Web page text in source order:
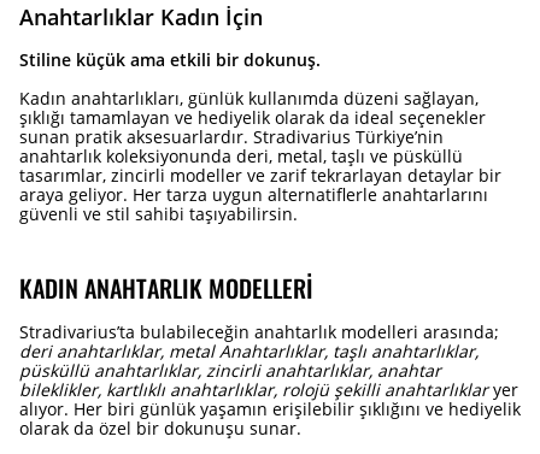
Anahtarlıklar Kadın İçin
Stiline küçük ama etkili bir dokunuş.
Kadın anahtarlıkları, günlük kullanımda düzeni sağlayan,
şıklığı tamamlayan ve hediyelik olarak da ideal seçenekler
sunan pratik aksesuarlardır. Stradivarius Türkiye’nin
anahtarlık koleksiyonunda deri, metal, taşlı ve püsküllü
tasarımlar, zincirli modeller ve zarif tekrarlayan detaylar bir
araya geliyor. Her tarza uygun alternatiflerle anahtarlarını
güvenli ve stil sahibi taşıyabilirsin.
KADIN ANAHTARLIK MODELLERI
Stradivarius’ta bulabileceğin anahtarlık modelleri arasında;
deri anahtarlıklar, metal Anahtarlıklar, taşlı anahtarlıklar,
püsküllü anahtarlıklar, zincirli anahtarlıklar, anahtar
bileklikler, kartlıklı anahtarlıklar, rolojü şekilli anahtarlıklaryer
alıyor. Her biri günlük yaşamın erişilebilir şıklığını ve hediyelik
olarak da özel bir dokunuşu sunar.